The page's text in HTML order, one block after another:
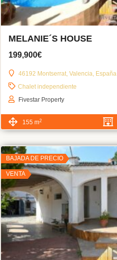
MELANIE´S HOUSE
199,900€
46192 Montserrat, Valencia, España
Chalet independiente
Fivestar Property
155 m2
BAJADA DE PRECIO
VENTA